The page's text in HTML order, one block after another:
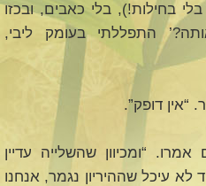
בחילות!), בלי כאבים, ובכזו
התפללתי בעומק ליבי,
“אין דופק”.
“ומכיוון שהשלייה עדיין
עיכל שההיריון נגמר, אנחנו